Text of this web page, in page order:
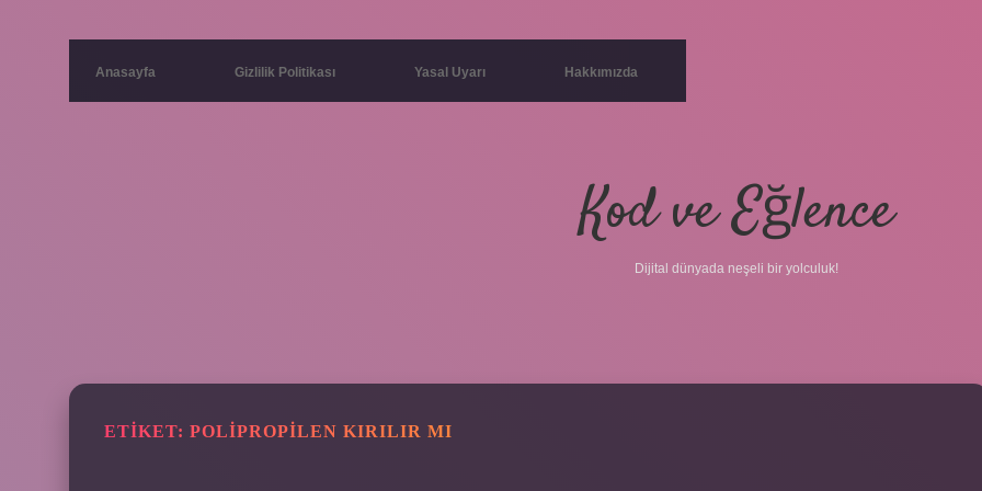
Anasayfa Gizlilik Politikası Yasal Uyarı Hakkımızda
Kod ve Eğlence
Dijital dünyada neşeli bir yolculuk!
ETIKET: POLIPROPILEN KIRILIR MI